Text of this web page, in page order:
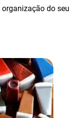
do seu